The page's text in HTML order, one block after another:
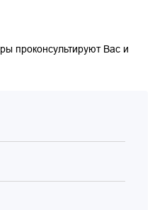
проконсультируют Вас и